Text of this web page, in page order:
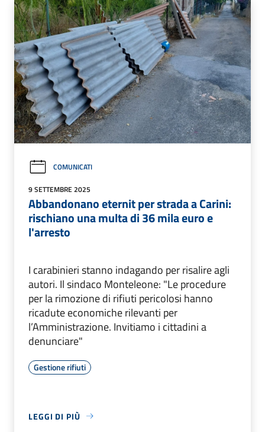
COMUNICATI
9 SETTEMBRE 2025
Abbandonano eternit per strada a Carini:
rischiano una multa di 36 mila euro e
l'arresto
I carabinieri stanno indagando per risalire agli
autori. Il sindaco Monteleone: "Le procedure
per la rimozione di rifiuti pericolosi hanno
ricadute economiche rilevanti per
l’Amministrazione. Invitiamo i cittadini a
denunciare"
Gestione rifiuti
LEGGI DI PIÙ